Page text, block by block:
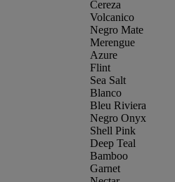
Cereza
Volcanico
Negro Mate
Merengue
Azure
Flint
Sea Salt
Blanco
Bleu Riviera
Negro Onyx
Shell Pink
Deep Teal
Bamboo
Garnet